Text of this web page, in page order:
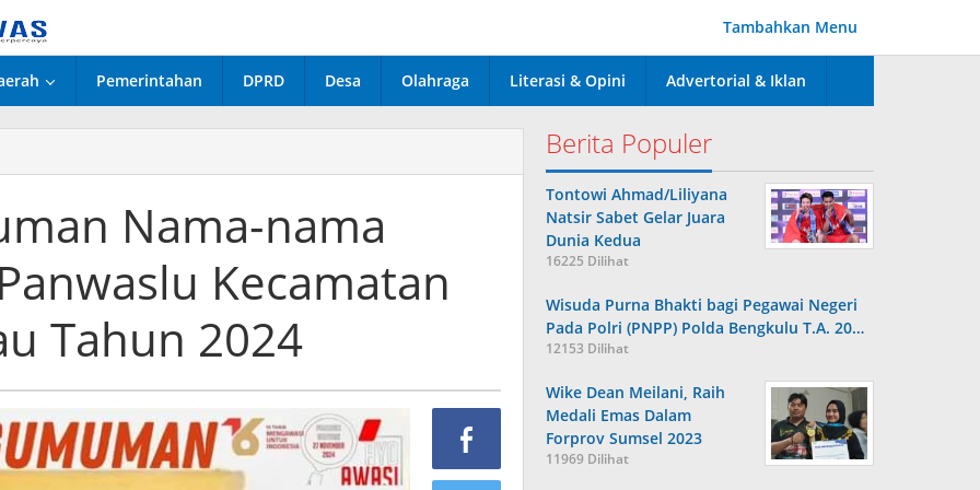
Tambahkan Menu
Pemerintahan DPRD Desa Olahraga Literasi & Opini Advertorial & Iklan
Nama-nama
Kecamatan
Tahun 2024
Berita Populer
Tontowi Ahmad/Liliyana
Natsir Sabet Gelar Juara
Dunia Kedua
16225 Dilihat
Wisuda Purna Bhakti bagi Pegawai Negeri
Pada Polri (PNPP) Polda Bengkulu T.A. 20…
12153 Dilihat
Wike Dean Meilani, Raih
Medali Emas Dalam
Forprov Sumsel 2023
11969 Dilihat